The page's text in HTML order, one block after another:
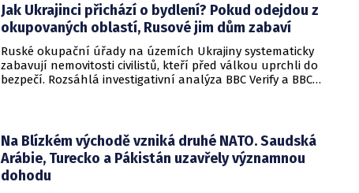
Jak Ukrajinci přichází o bydlení? Pokud odejdou z
okupovaných oblastí, Rusové jim dům zabaví
Ruské okupační úřady na územích Ukrajiny systematicky
zabavují nemovitosti civilistů, kteří před válkou uprchli do
bezpečí. Rozsáhlá investigativní analýza BBC Verify a BBC
Na Blízkém východě vzniká druhé NATO. Saudská
Arábie, Turecko a Pákistán uzavřely významnou
dohodu